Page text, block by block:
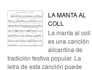
LA MANTA AL
COLL
La manta al coll
es una canción
alicantina de
tradición festiva popular. La
letra de esta canción puede